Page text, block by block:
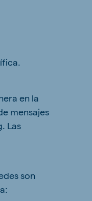
en la
mensajes
Las
son